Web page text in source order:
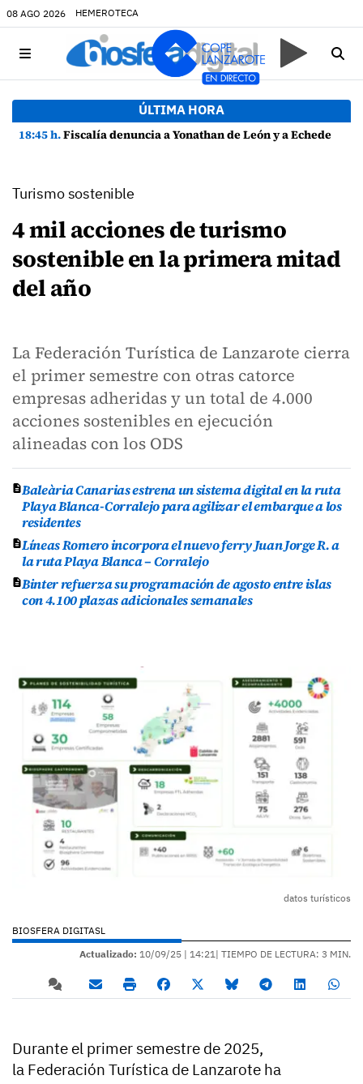
08 AGO 2026 HEMEROTECA
ÚLTIMA HORA
18:45 h.Fiscalía denuncia a Yonathan de León y a Echedey Eugenio por presuntas anomalías en contratos festivos
Turismo sostenible
4 mil acciones de turismo
sostenible en la primera mitad
del año
La Federación Turística de Lanzarote cierra
el primer semestre con otras catorce
empresas adheridas y un total de 4.000
acciones sostenibles en ejecución
alineadas con los ODS
Baleària Canarias estrena un sistema digital en la ruta
Playa Blanca-Corralejo para agilizar el embarque a los
residentes
Líneas Romero incorpora el nuevo ferry Juan Jorge R. a
la ruta Playa Blanca – Corralejo
Binter refuerza su programación de agosto entre islas
con 4.100 plazas adicionales semanales
datos turísticos
BIOSFERA DIGITASL
Actualizado: 10/09/25 | 14:21 | TIEMPO DE LECTURA: 3 MIN.
Durante el primer semestre de 2025,
la Federación Turística de Lanzarote ha